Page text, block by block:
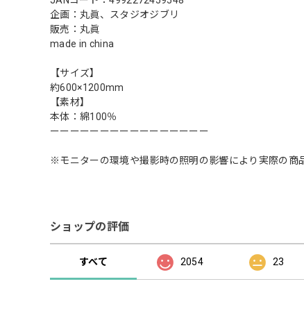
企画：丸眞、スタジオジブリ
販売：丸眞
made in china
【サイズ】
約600×1200mm
【素材】
本体：綿100％
ーーーーーーーーーーーーーーーー
※モニターの環境や撮影時の照明の影響により実際の商
ショップの評価
すべて 2054 23